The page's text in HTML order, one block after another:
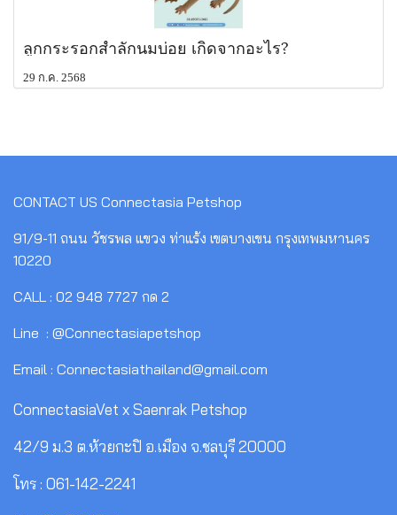
ลูกกระรอกสำลักนมบ่อย เกิดจากอะไร?
29 ก.ค. 2568
CONTACT US Connectasia Petshop
91/9-11 ถนน วัชรพล แขวง ท่าแร้ง เขตบางเขน กรุงเทพมหานคร
10220
CALL : 02 948 7727 กด 2
Line : @Connectasiapetshop
Email : Connectasiathailand@gmail.com
ConnectasiaVet x Saenrak Petshop
42/9 ม.3 ต.ห้วยกะปิ อ.เมือง จ.ชลบุรี 20000
โทร : 061-142-2241